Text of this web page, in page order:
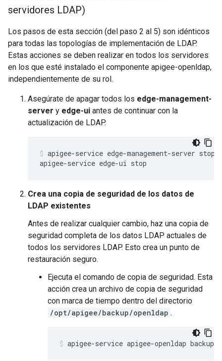
servidores LDAP)
Los pasos de esta sección (del paso 2 al 5) son idénticos
para todas las topologías de implementación de LDAP.
Estas acciones se deben realizar en todos los servidores
en los que esté instalado el componente apigee-openldap,
independientemente de su rol.
Asegúrate de apagar todos los edge-management-
server y edge-ui antes de continuar con la
actualización de LDAP.
apigee-service edge-management-server stop
apigee-service edge-ui stop
Crea una copia de seguridad de los datos de
LDAP existentes
Antes de realizar cualquier cambio, haz una copia de
seguridad completa de los datos LDAP actuales de
todos los servidores LDAP. Esto crea un punto de
restauración seguro.
Ejecuta el comando de copia de seguridad. Esta
acción crea un archivo de copia de seguridad
con marca de tiempo dentro del directorio
/opt/apigee/backup/openldap .
apigee-service apigee-openldap backup